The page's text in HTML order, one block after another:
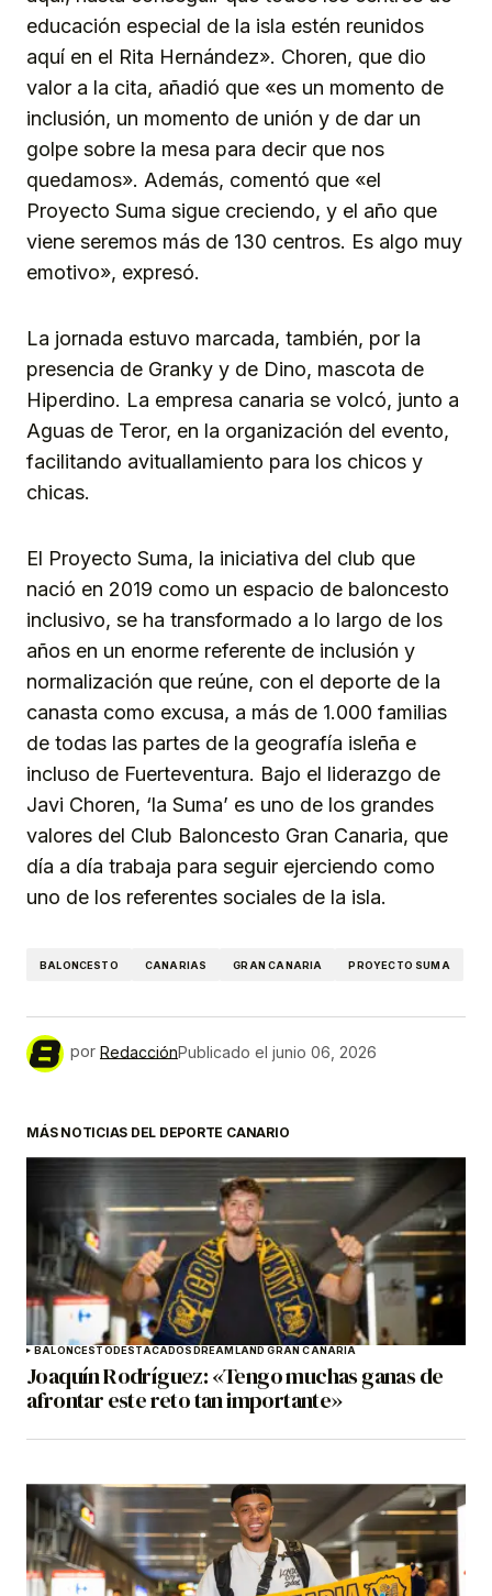
educación especial de la isla estén reunidos
aquí en el Rita Hernández». Choren, que dio
valor a la cita, añadió que «es un momento de
inclusión, un momento de unión y de dar un
golpe sobre la mesa para decir que nos
quedamos». Además, comentó que «el
Proyecto Suma sigue creciendo, y el año que
viene seremos más de 130 centros. Es algo muy
emotivo», expresó.
La jornada estuvo marcada, también, por la
presencia de Granky y de Dino, mascota de
Hiperdino. La empresa canaria se volcó, junto a
Aguas de Teror, en la organización del evento,
facilitando avituallamiento para los chicos y
chicas.
El Proyecto Suma, la iniciativa del club que
nació en 2019 como un espacio de baloncesto
inclusivo, se ha transformado a lo largo de los
años en un enorme referente de inclusión y
normalización que reúne, con el deporte de la
canasta como excusa, a más de 1.000 familias
de todas las partes de la geografía isleña e
incluso de Fuerteventura. Bajo el liderazgo de
Javi Choren, ‘la Suma’ es uno de los grandes
valores del Club Baloncesto Gran Canaria, que
día a día trabaja para seguir ejerciendo como
uno de los referentes sociales de la isla.
BALONCESTO CANARIAS GRAN CANARIA PROYECTO SUMA
por RedacciónPublicado el junio 06, 2026
MÁS NOTICIAS DEL DEPORTE CANARIO
BALONCESTODESTACADOSDREAMLAND GRAN CANARIA
Joaquín Rodríguez: «Tengo muchas ganas de
afrontar este reto tan importante»